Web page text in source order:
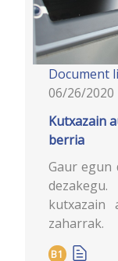
Document
06/26/
Kutxazain
berria
Gaur egun
kutxazain
zaharrak.
B1